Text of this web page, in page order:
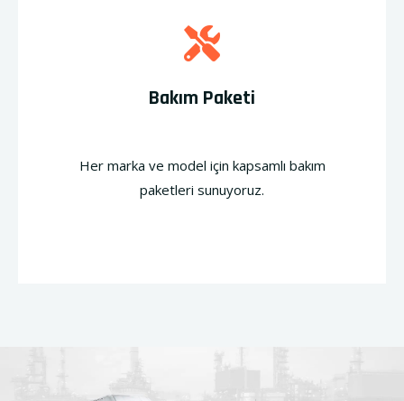
Bakım Paketi
Her marka ve model için kapsamlı bakım
paketleri sunuyoruz.